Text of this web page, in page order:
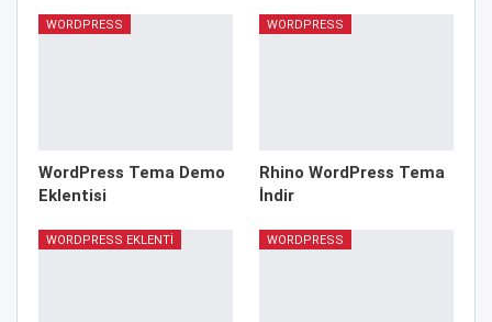
WORDPRESS
WordPress Tema Demo
Eklentisi
WORDPRESS
Rhino WordPress Tema
İndir
WORDPRESS EKLENTI WORDPRESS